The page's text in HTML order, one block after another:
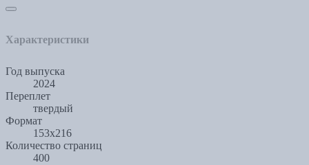
Характеристики
Год выпуска
2024
Переплет
твердый
Формат
153х216
Количество страниц
400